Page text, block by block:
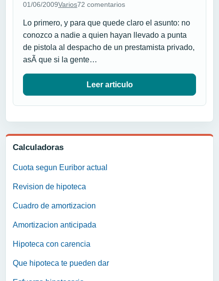
Calculadoras
Cuota segun Euribor actual
Revision de hipoteca
Cuadro de amortizacion
Amortizacion anticipada
Hipoteca con carencia
Que hipoteca te pueden dar
01/06/2009Varios72 comentarios
Lo primero, y para que quede claro el asunto: no
conozco a nadie a quien hayan llevado a punta
de pistola al despacho de un prestamista privado,
asÃ­ que si la gente…
Leer articulo